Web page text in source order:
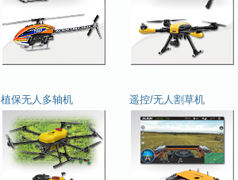
植保无人多轴机 遥控/无人割草机